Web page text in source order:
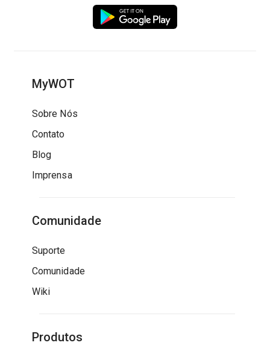
MyWOT
Sobre Nós
Contato
Blog
Imprensa
Comunidade
Suporte
Comunidade
Wiki
Produtos